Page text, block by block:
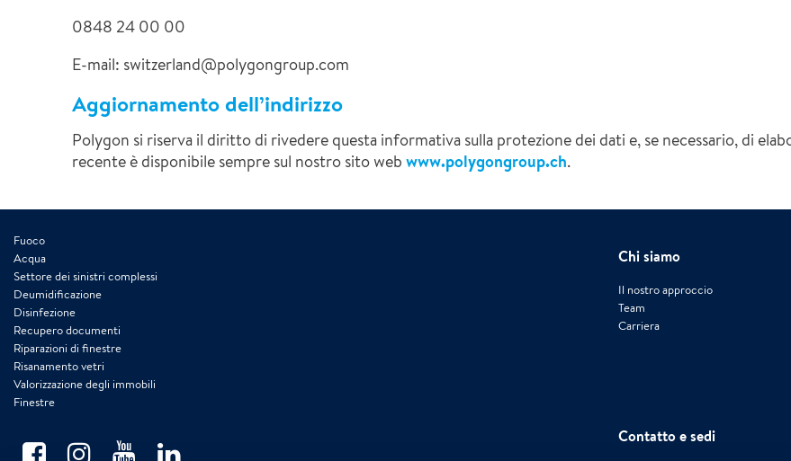
0848 24 00 00
E-mail: switzerland@polygongroup.com
Aggiornamento dell’indirizzo
Polygon si riserva il diritto di rivedere questa informativa sulla protezione dei dati e, se necessario, di
recente è disponibile sempre sul nostro sito web www.polygongroup.ch.
Fuoco
Acqua
Settore dei sinistri complessi
Deumidificazione
Disinfezione
Recupero documenti
Riparazioni di finestre
Risanamento vetri
Valorizzazione degli immobili
Finestre
Chi siamo
Il nostro approccio
Team
Carriera
Contatto e sedi